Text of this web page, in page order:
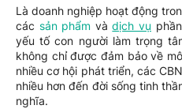
Là doanh nghiệp hoạt động
các sản phẩm vàdịch vụ
yếu tố con người làm trọng
không chỉ được đảm bảo về
nhiều cơ hội phát triển, các
nhiều hơn đến đời sống tinh
nghĩa.